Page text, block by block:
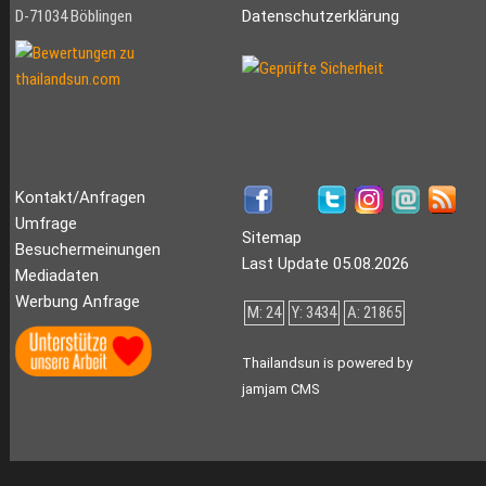
D-71034 Böblingen
Datenschutzerklärung
Kontakt/Anfragen
Umfrage
Besuchermeinungen
Mediadaten
Werbung Anfrage
Sitemap
Last Update 05.08.2026
M: 24 Y: 3434 A: 21865
Thailandsun is powered by
jamjam CMS